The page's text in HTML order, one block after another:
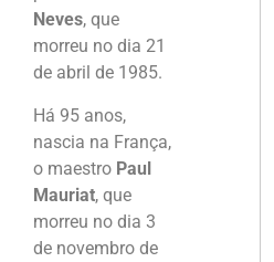
Neves, que
morreu no dia 21
de abril de 1985.
Há 95 anos,
nascia na França,
o maestro Paul
Mauriat, que
morreu no dia 3
de novembro de